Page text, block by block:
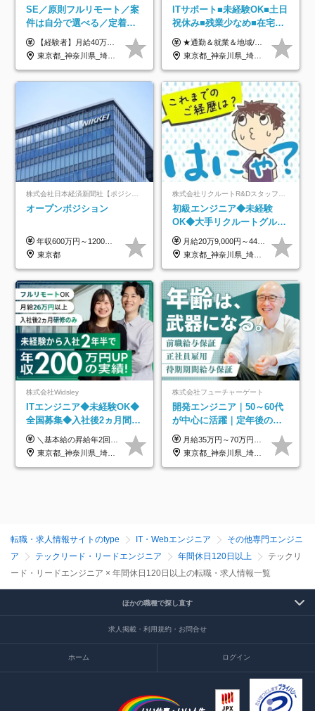
SE／原則フルリモート／案
件は自分で選べる／定着率
93%／20～30代活躍中！
【経験者】月給40万円～120万円(固定残業代含む)+各種手当 ★前職給与の総収入額を100％保証｜還元率84％〜100％ ★20代の平均年収570万円 ※月給には、みなし残業手当(月30時間／5万8000円以上)を含みます 超過分は別途追加支給 ※固定残業代は、時間外労働の有無に関わらず30時間分を、月5万8000円~15万7000円支給 ※上記を超える時間外労働分は追加で支給 【未経験者】月給21万円以上＋各種手当 固定残業なし(残業代発生分全額支給) ※6ヶ月の試用期間あり（※条件に変動なし） ▼単価連動性×還元率は84％～100％で収入の大幅UPが可能！ ・案件単価が月50万円の場合：年収417万円 ・案件単価が月70万円の場合：年収584万円 ・案件単価が月100万円の場合：年収834万円 ＜モデル年収＞ ▼400万円～500万円(入社初年度) ▼542万円～626万円(入社2年) ▼667万円～700万円(入社3年） ▼709万円～801万円(入社5年）
東京都_神奈川県_埼玉県_千葉県_大阪府_愛知県_北海道_青森県_岩手県_宮城県_秋田県_山形県_福島県_茨城県_栃木県_群馬県_新潟県_山梨県_長野県_富山県_石川県_福井県_静岡県_岐阜県_三重県_兵庫県_京都府_滋賀県_奈良県_和歌山県_広島県_岡山県_鳥取県_島根県_山口県_徳島県_香川県_愛媛県_高知県_福岡県_熊本県_佐賀県_長崎県_大分県_宮崎県_鹿児島県_沖縄県
ITサポート■未経験OK■土日
祝休み■残業少なめ■在宅実
績あり■約900種類のスキル
アップ講座あり■全国募集
★通勤＆就業＆地域/住宅＆役職手当あり ★残業代は全額支給 ★選べる給与制度あり！ ■東京・神奈川・千葉・埼玉勤務の場合 月給24.5万円～55万円＋諸手当 （残業代は全額支給） (20,000円の地域/住宅手当込み) ■愛知・京都・大阪・兵庫勤務の場合 月給24万円以上＋諸手当 （残業代は全額支給） (15,000円の地域/住宅手当込み) ■茨城・栃木・群馬・静岡・三重・滋賀・広島・福岡勤務の場合 月給23.5万円以上＋諸手当 （残業代は全額支給） (10,000円の地域/住宅手当込み) ■北海道・宮城・山梨・長野・岐阜・奈良・和歌山・岡山勤務の場合 月給23万円以上＋諸手当 （残業代は全額支給） (5,000円の地域/住宅手当込み) ■その他のエリア勤務の場合 月給22.5万円以上＋諸手当 （残業代は全額支給） ※経験や能力を考慮し、当社規定により優遇します 【昇給：年一回実施】 【選べる給与制度】 ★収入を重視する方に… 「変動型人事制度」の選択も可能（派遣先からの評価に応じて収入アップ！） ※年2回のタイミングで希望者と面談の上決定します。
東京都_神奈川県_埼玉県_千葉県_大阪府_愛知県_北海道_岩手県_宮城県_山形県_福島県_茨城県_栃木県_群馬県_山梨県_長野県_富山県_石川県_静岡県_岐阜県_三重県_兵庫県_京都府_滋賀県_奈良県_広島県_岡山県_山口県_愛媛県_福岡県_熊本県_長崎県
オープンポジション
年収600万円～1200万円 ※上記年収は、想定年収です。住居費補助、子手当などの各種手当を含む金額です。 ※経験・能力等を考慮の上、当社規定により決定します。
東京都
初級エンジニア◆未経験
OK◆大手リクルートグルー
プ正社員◆独自の教育体制
◆住宅手当制度あり/s
月給20万9,000円～44万円 ※試用期間6カ月あり（期間中の待遇に変更なし） ※経験・能力・前給を考慮の上、決定いたします ※時間外手当100％支給 ※派遣就業先が変更となる場合には、就業規則、労使協定等に基づき賃金が変更となる可能性があります
東京都_神奈川県_埼玉県_千葉県_大阪府_愛知県_青森県_岩手県_宮城県_秋田県_山形県_福島県_茨城県_栃木県_群馬県_山梨県_長野県_福井県_静岡県_岐阜県_三重県_兵庫県_京都府_滋賀県_奈良県_広島県_岡山県_山口県_香川県_福岡県_熊本県_佐賀県_長崎県_大分県_宮崎県_鹿児島県
株式会社Widsley
ITエンジニア◆未経験OK◆
全国募集◆入社後2ヵ月間は
研修のみ◆フルリモート
OK◆残業月3h◆服装髪型自
＼基本給の昇給年2回＆プロジェクト手当による昇給年12回！！／ 【経験者の場合】 月給33万円～70万円＋プロジェクト手当＋資格手当 ★スキルや経験を考慮の上、優遇します ★上記給与には固定残業代20時間分(月4万3883円～)を含みます。残業が超過した場合は、追加支給します(残業は月平均3時間とほぼ発生しません。残業がなくても、固定残業代は支給されます) ★試用期間中も、月給や福利厚生等は同じです ---------- 【未経験者の場合】 月給26万円～50万円＋プロジェクト手当＋資格手当 ★スキルや経験を考慮の上、優遇します ★上記給与には固定残業代20時間分(月3万719円～)を含みます。残業が超過した場合は、追加支給します(残業は月平均3時間とほぼ発生しません。残業がなくても、固定残業代は支給されます) ★試用期間6ヵ月あり ・1ヶ月目～：月給23万円～ ・2ヶ月目～6ヶ月目：月給23万円～＋プロジェクト手当1～3万円 （上記給与にはそれぞれ固定残業代20時間分(月3万719円～)を含み、超過した場合は追加支給します。） ---------- 【プロジェクト手当について】 参画するプロジェクトの単価に応じて毎月の歩合給を支給します 業界内でもトップクラスの高還元です！
東京都_神奈川県_埼玉県_千葉県_大阪府_愛知県_北海道_青森県_岩手県_宮城県_秋田県_山形県_福島県_茨城県_栃木県_群馬県_新潟県_山梨県_長野県_富山県_石川県_福井県_静岡県_岐阜県_三重県_兵庫県_京都府_滋賀県_奈良県_和歌山県_広島県_岡山県_鳥取県_島根県_山口県_徳島県_香川県_愛媛県_高知県_福岡県_熊本県_佐賀県_長崎県_大分県_宮崎県_鹿児島県_沖縄県
株式会社フューチャーゲート
開発エンジニア｜50～60代
が中心に活躍｜定年後の給
与減ナシ｜年収50万円アッ
プ実績／昇給率92％（直近3
年）
月給35万円～70万円（固定残業代30時間分63,869円～を含む）+賞与年1回 ※30時間を超える分は別途支給します ●これまでのご経験・スキル・前職給与をできる限り考慮します ●待機期間も給与を100％支給します ●試用期間中も給与や福利厚生は同じです ≪年収を維持しながら長く働けます！≫ 一般的な企業では55歳や60歳を機に年収が下がりますが、 当社は役職などではなく「スキルや経験」で評価。 エンジニアとして長く働きながら あなたにふさわしい年収を維持できます！
東京都_神奈川県_埼玉県_千葉県
転職・求人情報サイトのtype IT・Webエンジニア
その他専門エンジニ
ア
テックリード・リードエンジニア 年間休日120日以上
テックリ
ード・リードエンジニア × 年間休日120日以上の転職・求人情報一覧
ほかの職種で探し直す
求人掲載・利用規約・お問合せ
ホーム ログイン